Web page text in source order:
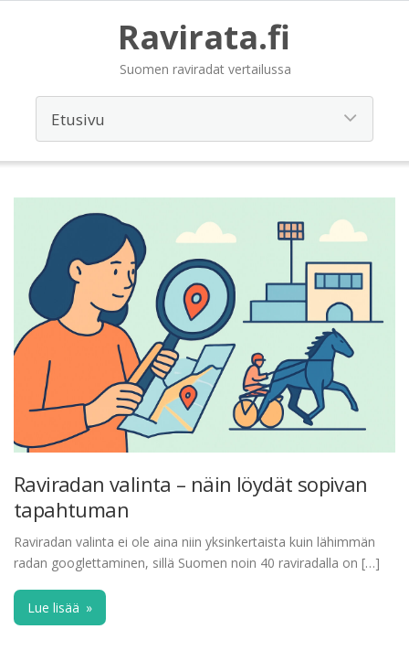
Ravirata.fi
Suomen raviradat vertailussa
Raviradan valinta – näin löydät sopivan
tapahtuman
Raviradan valinta ei ole aina niin yksinkertaista kuin lähimmän
radan googlettaminen, sillä Suomen noin 40 raviradalla on […]
Lue lisää »